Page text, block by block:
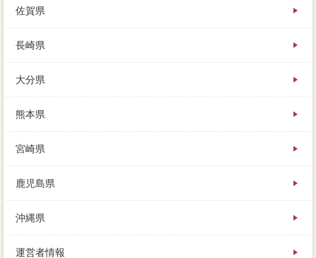
佐賀県
長崎県
大分県
熊本県
宮崎県
鹿児島県
沖縄県
運営者情報